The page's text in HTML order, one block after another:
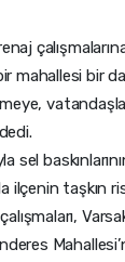
mahallesi bir
sel
ilçenin taşkın